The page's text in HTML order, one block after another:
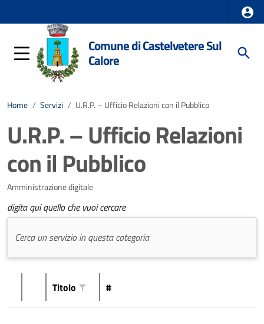
Comune di Castelvetere Sul
Calore
Home / Servizi / U.R.P. – Ufficio Relazioni con il Pubblico
U.R.P. – Ufficio Relazioni
con il Pubblico
Amministrazione digitale
digita qui quello che vuoi cercare
Titolo #